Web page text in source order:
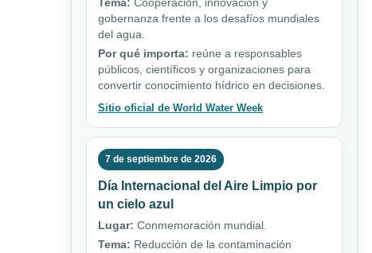
Tema: Cooperación, innovación y
gobernanza frente a los desafíos mundiales
del agua.
Por qué importa: reúne a responsables
públicos, científicos y organizaciones para
convertir conocimiento hídrico en decisiones.
Sitio oficial de World Water Week
7 de septiembre de 2026
Día Internacional del Aire Limpio por
un cielo azul
Lugar: Conmemoración mundial.
Tema: Reducción de la contaminación